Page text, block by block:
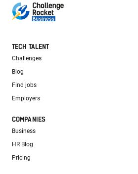
TECH TALENT
Challenges
Blog
Find jobs
Employers
COMPANIES
Business
HR Blog
Pricing